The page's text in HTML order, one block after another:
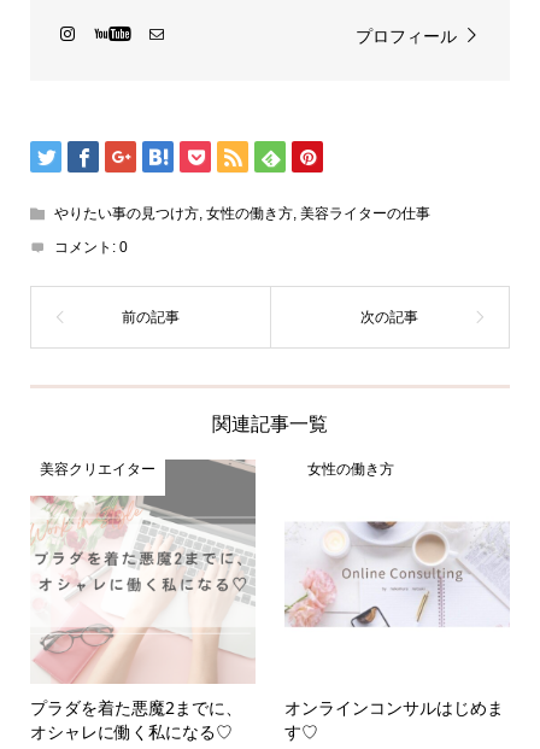
プロフィール
やりたい事の見つけ方, 女性の働き方, 美容ライターの仕事
コメント: 0
関連記事一覧
美容クリエイター
プラダを着た悪魔2までに、
オシャレに働く私になる♡
女性の働き方
オンラインコンサルはじめま
す♡